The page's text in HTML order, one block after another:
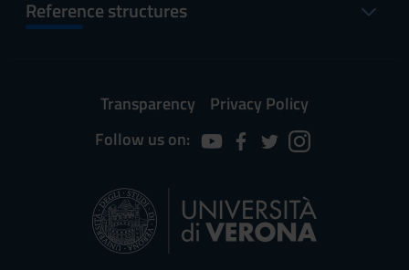
Reference structures
Transparency
Privacy Policy
Follow us on: